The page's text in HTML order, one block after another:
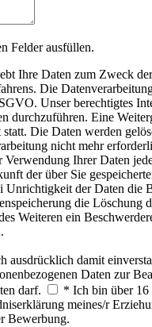
Felder ausfüllen.
Ihre Daten zum Zweck
Die
Unser berechtigtes
durchzuführen. Eine
Die Daten werden
nicht mehr
Verwendung Ihrer Daten
der über Sie
Unrichtigkeit der Daten die
die Löschung
Weiteren ein
ausdrücklich damit
Daten zur
darf.
* Ich bin über 16
meines/r
Bewerbung.